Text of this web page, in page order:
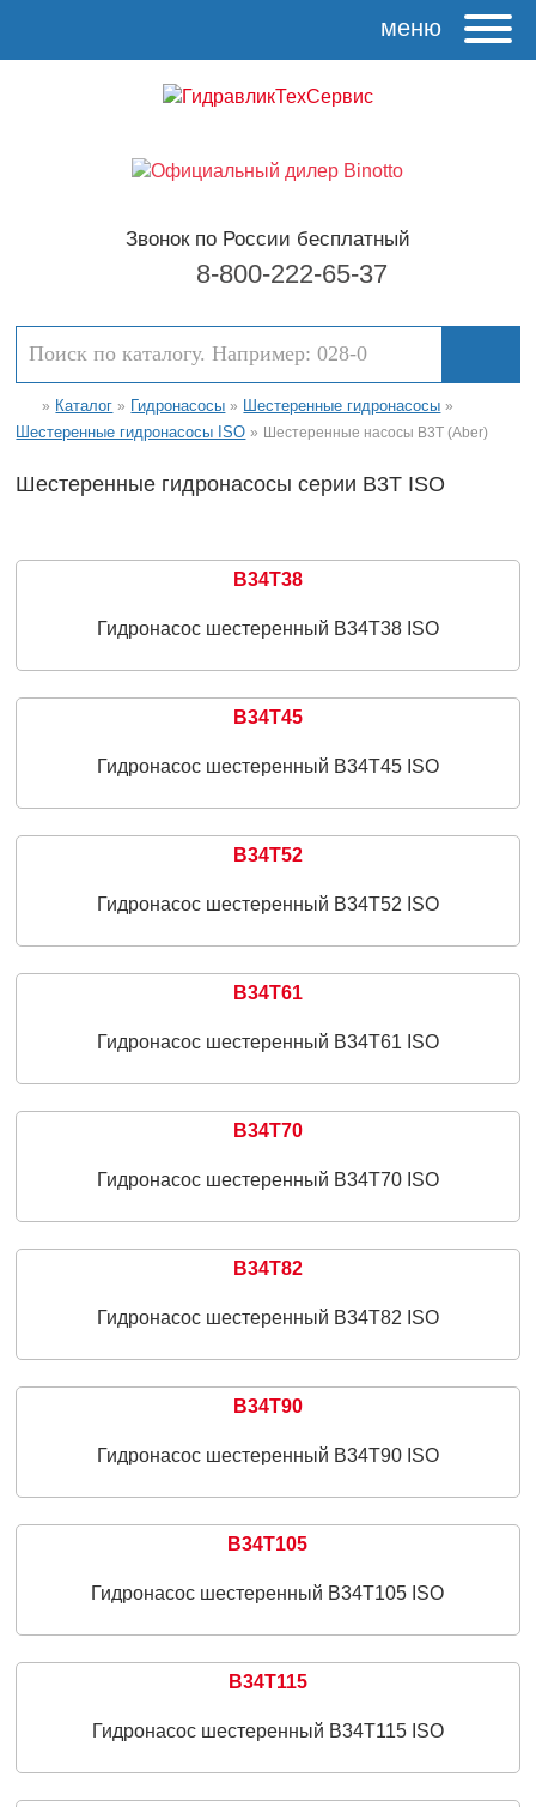
меню
Звонок по России бесплатный
8-800-222-65-37
» Каталог » Гидронасосы » Шестеренные гидронасосы »
Шестеренные гидронасосы ISO » Шестеренные насосы B3T (Aber)
Шестеренные гидронасосы серии B3T ISO
B34T38
Гидронасос шестеренный B34T38 ISO
B34T45
Гидронасос шестеренный B34T45 ISO
B34T52
Гидронасос шестеренный B34T52 ISO
B34T61
Гидронасос шестеренный B34T61 ISO
B34T70
Гидронасос шестеренный B34T70 ISO
B34T82
Гидронасос шестеренный B34T82 ISO
B34T90
Гидронасос шестеренный B34T90 ISO
B34T105
Гидронасос шестеренный B34T105 ISO
B34T115
Гидронасос шестеренный B34T115 ISO